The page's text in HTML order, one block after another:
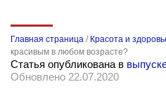
Главная страница / Красота и
красивым в любом возрасте?
Статья опубликована в
Обновлено 22.07.2020